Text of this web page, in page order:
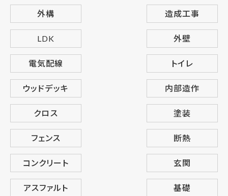
外構 造成工事
LDK 外壁
電気配線 トイレ
ウッドデッキ 内部造作
クロス 塗装
フェンス 断熱
コンクリート 玄関
アスファルト 基礎